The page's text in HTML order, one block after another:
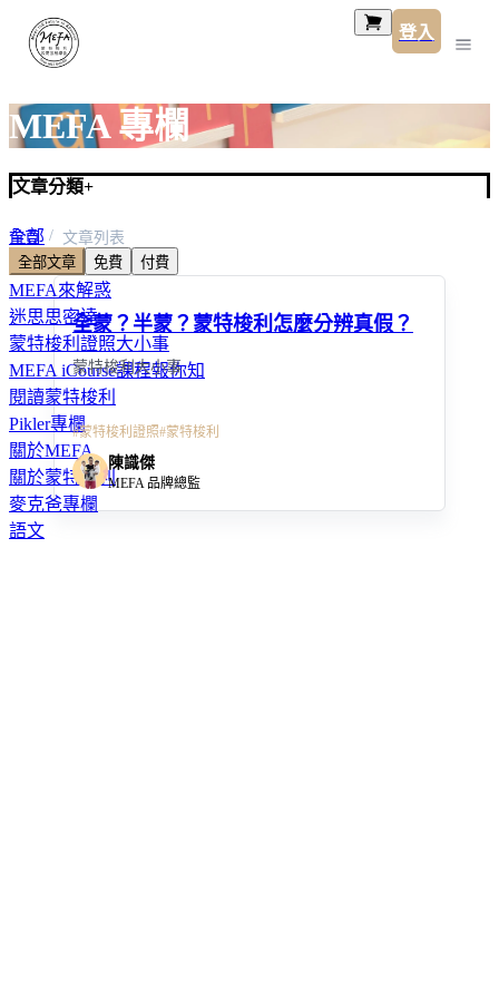
登入
MEFA 專欄
文章分類+
全部
MEFA工作
MEFA來解惑
迷思思密達
蒙特梭利證照大小事
MEFA iCourse課程報你知
閱讀蒙特梭利
Pikler專欄
關於MEFA
關於蒙特梭利
麥克爸專欄
語文
首頁
文章列表
全部文章
免費 付費
全蒙？半蒙？蒙特梭利怎麼分辨真假？
蒙特梭利大小事
#蒙特梭利證照#蒙特梭利
陳識傑
MEFA 品牌總監